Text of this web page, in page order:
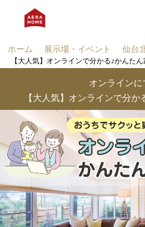
ホーム 展示場・イベント 仙台
【大人気】オンラインで分かる♪かんた
オンラインに
【大人気】オンラインで分